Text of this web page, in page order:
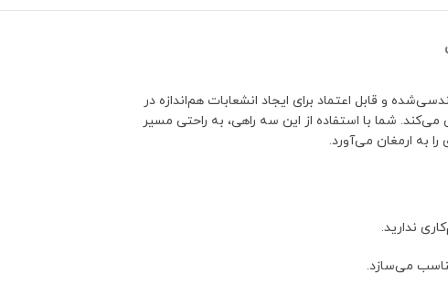
و قابل اعتماد برای ایجاد انشعابات هم‌اندازه در
شما با استفاده از این سه راهی، به راحتی مسیر
به ارمغان می‌آورد.
ندارید.
می‌سازد.